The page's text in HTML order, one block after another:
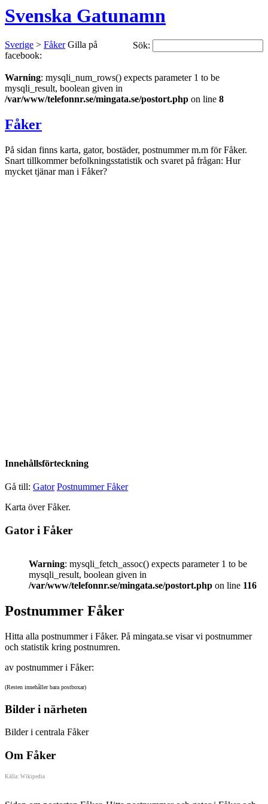
Svenska Gatunamn
Sverige > Fåker Sök:
Gilla på
facebook:
Warning: mysqli_num_rows() expects parameter 1 to be
mysqli_result, boolean given in
/var/www/telefonnr.se/mingata.se/postort.php on line 8
Fåker
På sidan finns karta, gator, bostäder, postnummer m.m för Fåker.
Snart tillkommer befolkningsstatistik och svaret på frågan: Hur
mycket tjänar man i Fåker?
Innehållsförteckning
Gå till: Gator Postnummer Fåker
Karta över Fåker.
Gator i Fåker
Warning: mysqli_fetch_assoc() expects parameter 1 to be
mysqli_result, boolean given in
/var/www/telefonnr.se/mingata.se/postort.php on line 116
Postnummer Fåker
Hitta alla postnummer i Fåker. På mingata.se visar vi postnummer
och statistik kring postnumren.
av postnummer i Fåker:
(Resten innehåller bara postboxar)
Bilder i närheten
Bilder i centrala Fåker
Om Fåker
Källa: Wikipedia